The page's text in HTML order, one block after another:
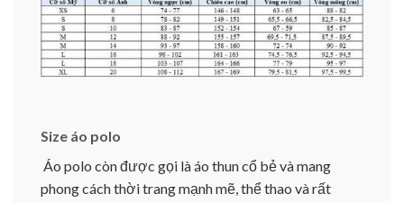
Size áo polo
Áo polo còn được gọi là áo thun cổ bẻ và mang
phong cách thời trang mạnh mẽ, thể thao và rất